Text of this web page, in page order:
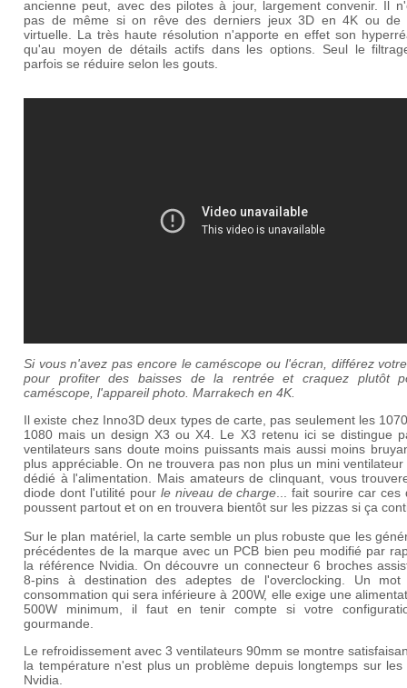
ancienne peut, avec des pilotes à jour, largement convenir. Il
pas de même si on rêve des derniers jeux 3D en 4K ou de
virtuelle. La très haute résolution n'apporte en effet son
qu'au moyen de détails actifs dans les options. Seul le
parfois se réduire selon les gouts.
Si vous n'avez pas encore le caméscope ou l'écran, différez
pour profiter des baisses de la rentrée et craquez plutôt
caméscope, l'appareil photo. Marrakech en 4K.
Il existe chez Inno3D deux types de carte, pas seulement les
1080 mais un design X3 ou X4. Le X3 retenu ici se distingue
ventilateurs sans doute moins puissants mais aussi moins
plus appréciable. On ne trouvera pas non plus un mini ventilateur
dédié à l'alimentation. Mais amateurs de clinquant, vous
diode dont l'utilité pour le niveau de charge ... fait sourire car ces
poussent partout et on en trouvera bientôt sur les pizzas si ça
Sur le plan matériel, la carte semble un plus robuste que les
précédentes de la marque avec un PCB bien peu modifié par
la référence Nvidia. On découvre un connecteur 6 broches
8-pins à destination des adeptes de l'overclocking. Un
consommation qui sera inférieure à 200W, elle exige une
500W minimum, il faut en tenir compte si votre
gourmande.
Le refroidissement avec 3 ventilateurs 90mm se montre
la température n'est plus un problème depuis longtemps sur les
Nvidia.